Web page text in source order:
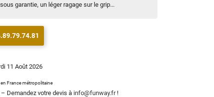
garantie, un léger ragage sur le grip...
11 Août 2026
France métropolitaine
– Demandez votre devis à info@funway.fr!